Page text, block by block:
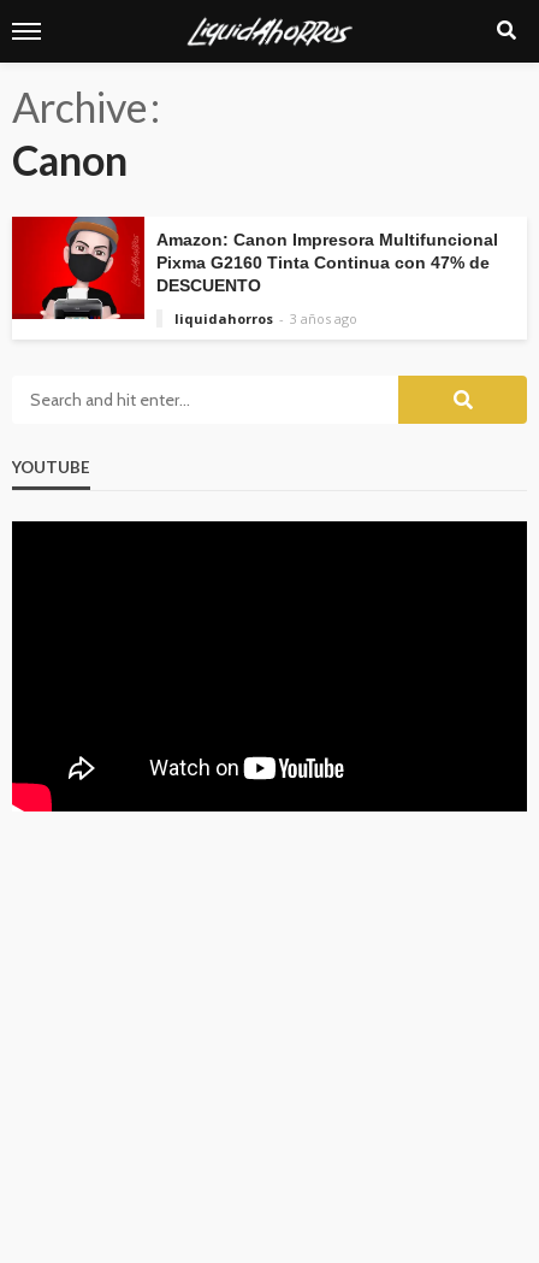
Archive
Canon
Amazon: Canon Impresora Multifuncional
Pixma G2160 Tinta Continua con 47% de
DESCUENTO
liquidahorros
3 años ago
YOUTUBE